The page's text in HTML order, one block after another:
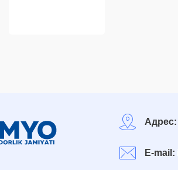
Адрес:
E-mail: